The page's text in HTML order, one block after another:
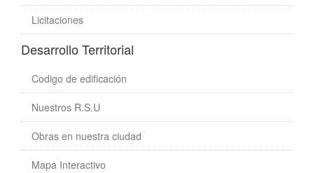
Licitaciones
Desarrollo Territorial
Codigo de edificación
Nuestros R.S.U
Obras en nuestra ciudad
Mapa Interactivo